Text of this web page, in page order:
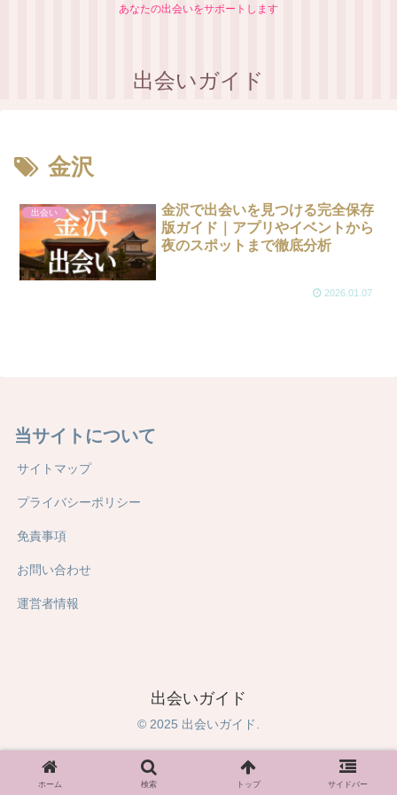
あなたの出会いをサポートします
出会いガイド
金沢
出会い
金沢で出会いを見つける完全保存
版ガイド｜アプリやイベントから
夜のスポットまで徹底分析
2026.01.07
当サイトについて
サイトマップ
プライバシーポリシー
免責事項
お問い合わせ
運営者情報
出会いガイド
© 2025 出会いガイド.
ホーム 検索 トップ サイドバー